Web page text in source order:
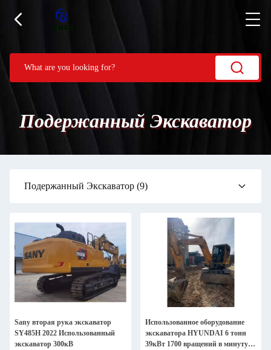
Подержанный Экскаватор
Подержанный Экскаватор (9)
Sany вторая рука экскаватор
SY485H 2022 Использованный
экскаватор 300кВ
Использованное оборудование
экскаватора HYUNDAI 6 тонн
39кВт 1700 вращений в минуту